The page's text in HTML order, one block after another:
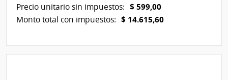
Precio unitario sin impuestos: $ 599,00
Monto total con impuestos: $ 14.615,60